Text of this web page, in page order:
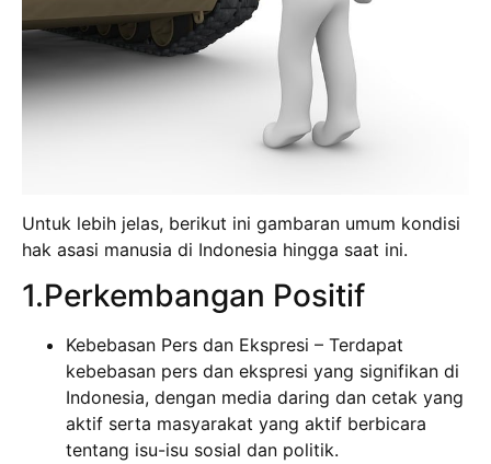
Untuk lebih jelas, berikut ini gambaran umum kondisi
hak asasi manusia di Indonesia hingga saat ini.
1.Perkembangan Positif
Kebebasan Pers dan Ekspresi – Terdapat
kebebasan pers dan ekspresi yang signifikan di
Indonesia, dengan media daring dan cetak yang
aktif serta masyarakat yang aktif berbicara
tentang isu-isu sosial dan politik.